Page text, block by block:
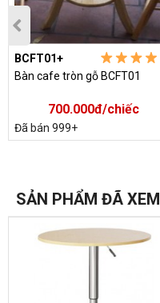
BCFT01+
Bàn cafe tròn gỗ BCFT01
700.000đ/chiếc
Đã bán 999+
SẢN PHẨM ĐÃ XEM